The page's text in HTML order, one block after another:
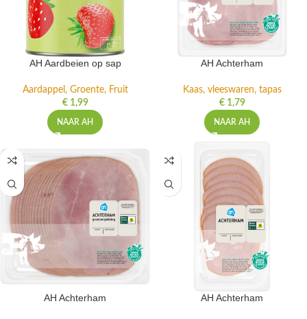
AH Aardbeien op sap
Aardappel, Groente, Fruit
€1,99
NAAR AH
AH Achterham
Kaas, vleeswaren, tapas
€1,79
NAAR AH
AH Achterham AH Achterham